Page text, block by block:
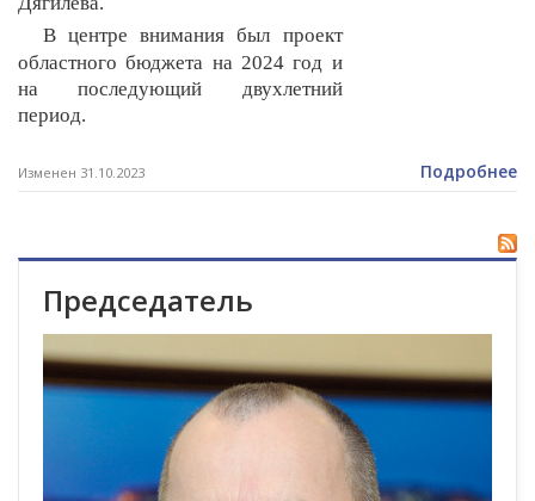
В центре внимания был проект
областного бюджета на 2024 год и
на последующий двухлетний
период.
Изменен 31.10.2023 Подробнее
Председатель